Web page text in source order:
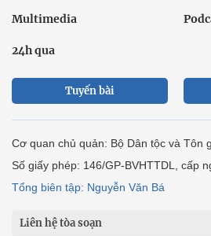
Multimedia
24h qua
Tuyến bài
Cơ quan chủ quản: Bộ Dân tộc và Tôn
Số giấy phép: 146/GP-BVHTTDL, cấp
Tổng biên tập: Nguyễn Văn Bá
Liên hệ tòa soạn